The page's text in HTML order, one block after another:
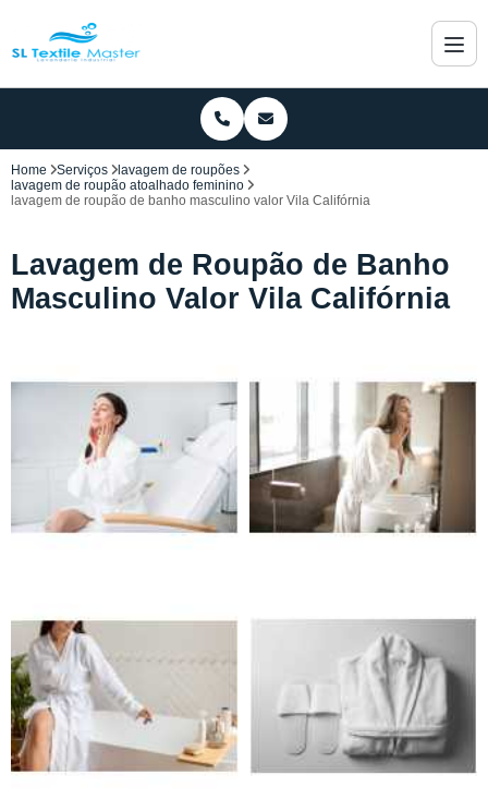
Home Serviços
lavagem de roupões
lavagem de roupão atoalhado feminino
lavagem de roupão de banho masculino valor Vila Califórnia
Lavagem de Roupão de Banho
Masculino Valor Vila Califórnia